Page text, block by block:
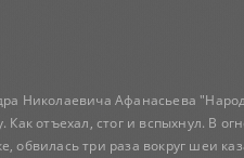
Николаевича Афанасьева
отъехал, стог и вспыхнул. В
обвилась три раза вокруг шеи